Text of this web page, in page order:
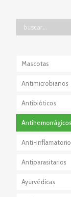
Mascotas
Antimicrobianos
Antibióticos
Antihemorrágicos
Anti-
Esteroidales
No
Antiparasitarios
Externos
Ayurvédicas